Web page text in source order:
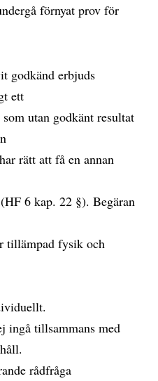
förnyat prov för
godkänd erbjuds
ett
utan godkänt resultat
rätt att få en annan
6 kap. 22 §). Begäran
tillämpad fysik och
ingå tillsammans med
rådfråga